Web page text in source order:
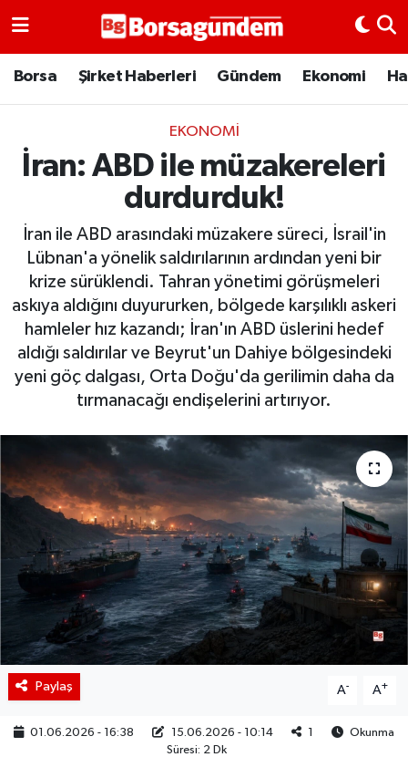
Borsa Şirket Haberleri Gündem Ekonomi
EKONOMI
İran: ABD ile müzakereleri
durdurduk!
İran ile ABD arasındaki müzakere süreci, İsrail'in
Lübnan'a yönelik saldırılarının ardından yeni bir
krize sürüklendi. Tahran yönetimi görüşmeleri
askıya aldığını duyururken, bölgede karşılıklı askeri
hamleler hız kazandı; İran'ın ABD üslerini hedef
aldığı saldırılar ve Beyrut'un Dahiye bölgesindeki
yeni göç dalgası, Orta Doğu'da gerilimin daha da
tırmanacağı endişelerini artırıyor.
Paylaş A- A+
01.06.2026 - 16:38 15.06.2026 - 10:14 1
Okunma
Süresi: 2 Dk
Borsa
Emtia
Gündem
Bitcoin
Şirket Haberleri
Borsa Gundem
BIST 100 Isı Haritası
Coin Isı Haritası
Ekonomik Takvim
Kiripto Para Piyasası
Gizlilik Sözleşmesi
Hakkımızda